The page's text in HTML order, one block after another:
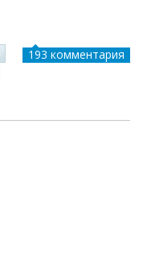
193 комментария